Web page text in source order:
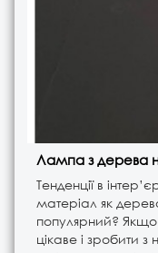
Лампа з дерева
Тенденції в
матеріал як
популярний?
цікаве і зробити